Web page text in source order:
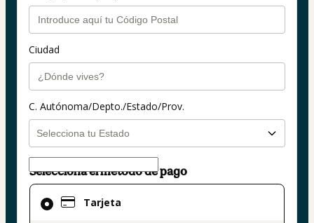
Ciudad
C. Autónoma/Depto./Estado/Prov.
Selecciona el método de pago
Tarjeta
El
método